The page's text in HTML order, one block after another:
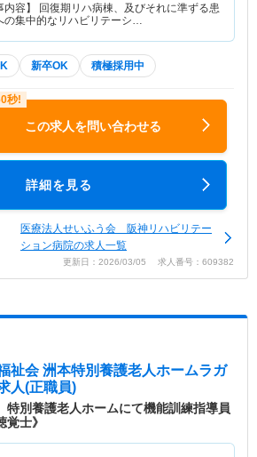
内容】 回復期リハ病棟、及びそれに準ずる患
の集中的なリハビリテーシ…
新卒OK 積極採用中
この求人を問い合わせる
詳細を見る
医療法人せいふう会 阪神リハビリテー
ション病院の求人一覧
更新日：2026/03/05 求人番号：609382
祉会 洲本特別養護老人ホームラガ
人(正職員)
特別養護老人ホームにて機能訓練指導員
士》